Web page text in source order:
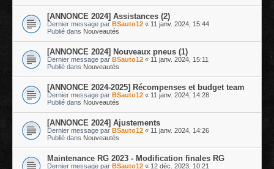
[ANNONCE 2024] Assistances (2)
Dernier message par BSauto12 « 11 janv. 2024, 15:44
Publié dans Nouveautés
[ANNONCE 2024] Nouveaux pneus (1)
Dernier message par BSauto12 « 11 janv. 2024, 15:11
Publié dans Nouveautés
[ANNONCE 2024-2025] Récompenses et budget team
Dernier message par BSauto12 « 11 janv. 2024, 14:28
Publié dans Nouveautés
[ANNONCE 2024] Ajustements
Dernier message par BSauto12 « 11 janv. 2024, 14:26
Publié dans Nouveautés
Maintenance RG 2023 - Modification finales RG
Dernier message par BSauto12 « 12 déc. 2023, 10:21